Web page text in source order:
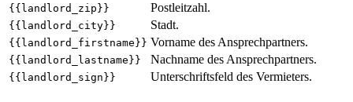
{{landlord_zip}} Postleitzahl.
{{landlord_city}} Stadt.
{{landlord_firstname}} Vorname des Ansprechpartners.
{{landlord_lastname}} Nachname des Ansprechpartners.
{{landlord_sign}} Unterschriftsfeld des Vermieters.